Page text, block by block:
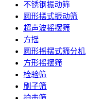
不锈钢振动筛
圆形摆式振动筛
超声波摇摆筛
方摇
圆形摇摆式筛分机
方形摇摆筛
检验筛
刷子筛